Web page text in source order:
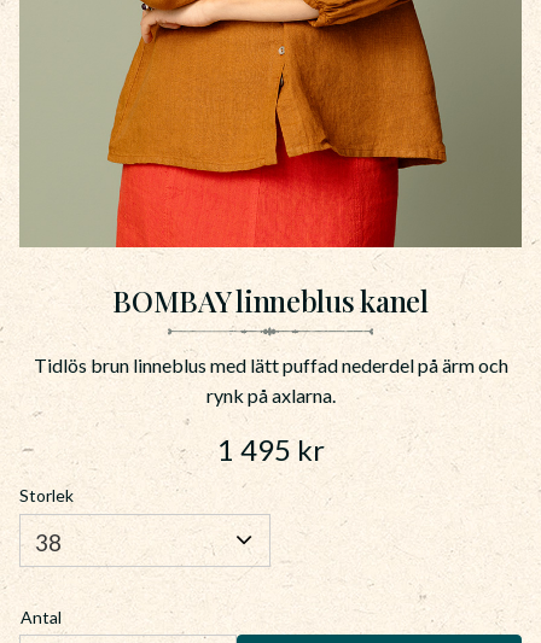
BOMBAY linneblus kanel
Tidlös brun linneblus med lätt puffad nederdel på ärm och
rynk på axlarna.
1 495kr
Storlek
Antal